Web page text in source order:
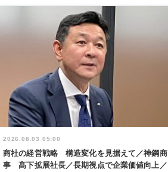
2026.08.03 05:00
商社の経営戦略 構造変化を見据えて／神鋼商
事 髙下拡展社長／長期視点で企業価値向上／